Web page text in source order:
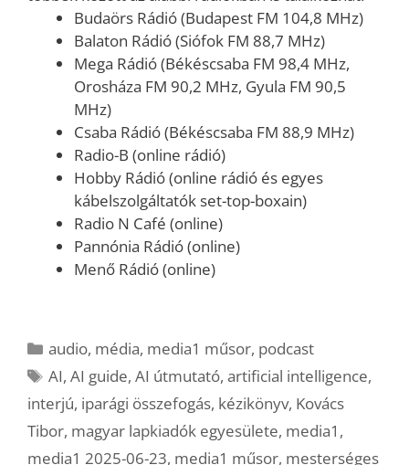
Budaörs Rádió (Budapest FM 104,8 MHz)
Balaton Rádió (Siófok FM 88,7 MHz)
Mega Rádió (Békéscsaba FM 98,4 MHz,
Orosháza FM 90,2 MHz, Gyula FM 90,5
MHz)
Csaba Rádió (Békéscsaba FM 88,9 MHz)
Radio-B (online rádió)
Hobby Rádió (online rádió és egyes
kábelszolgáltatók set-top-boxain)
Radio N Café (online)
Pannónia Rádió (online)
Menő Rádió (online)
Kategória
audio, média, media1 műsor, podcast
Címkék
AI,AI guide,AI útmutató,artificial intelligence,
interjú, iparági összefogás, kézikönyv, Kovács
Tibor, magyar lapkiadók egyesülete, media1 ,
media1 2025-06-23, media1 műsor, mesterséges